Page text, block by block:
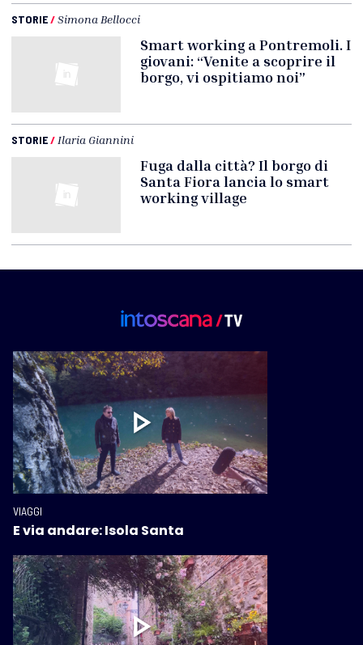
STORIE/Simona Bellocci
Smart working a Pontremoli. I
giovani: “Venite a scoprire il
borgo, vi ospitiamo noi”
STORIE/ Ilaria Giannini
Fuga dalla città? Il borgo di
Santa Fiora lancia lo smart
working village
VIAGGI
E via andare: Isola Santa